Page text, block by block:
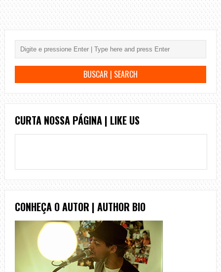
CURTA NOSSA PÁGINA | LIKE US
CONHEÇA O AUTOR | AUTHOR BIO